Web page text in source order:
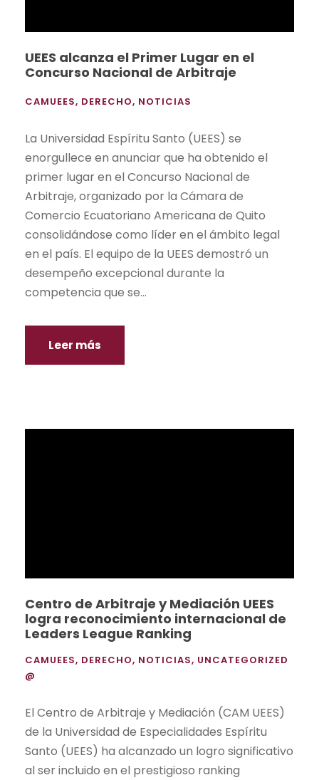
UEES alcanza el Primer Lugar en el
Concurso Nacional de Arbitraje
CAMUEES, DERECHO, NOTICIAS
La Universidad Espíritu Santo (UEES) se
enorgullece en anunciar que ha obtenido el
primer lugar en el Concurso Nacional de
Arbitraje, organizado por la Cámara de
Comercio Ecuatoriano Americana de Quito
consolidándose como líder en el ámbito legal
en el país. El equipo de la UEES demostró un
desempeño excepcional durante la
competencia que se...
Leer más
Centro de Arbitraje y Mediación UEES
logra reconocimiento internacional de
Leaders League Ranking
CAMUEES, DERECHO, NOTICIAS, UNCATEGORIZED
@
El Centro de Arbitraje y Mediación (CAM UEES)
de la Universidad de Especialidades Espíritu
Santo (UEES) ha alcanzado un logro significativo
al ser incluido en el prestigioso ranking